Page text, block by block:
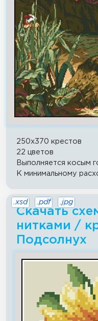
250x370 крестов
22 цветов
Выполняется косым
К минимальному
Скачать
нитками /
Подсолнух
.xsd .pdf .jpg